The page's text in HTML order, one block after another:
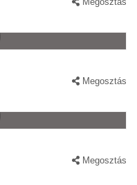
Megosztás
Megosztás